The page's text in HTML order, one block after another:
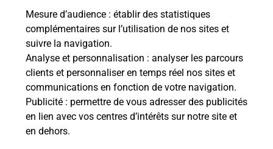
Mesure d’audience : établir des statistiques
complémentaires sur l’utilisation de nos sites et
suivre la navigation.
Analyse et personnalisation : analyser les parcours
clients et personnaliser en temps réel nos sites et
communications en fonction de votre navigation.
Publicité : permettre de vous adresser des publicités
en lien avec vos centres d’intérêts sur notre site et
en dehors.
Boîte aux Lettres La Poste
Collecte du courrier aujourd'hui à 09h00
1 Rue De La Poste
79230
Saint Martin De Bernegoue
Itinéraire
Le lien s'ouvre dans un nouvel onglet